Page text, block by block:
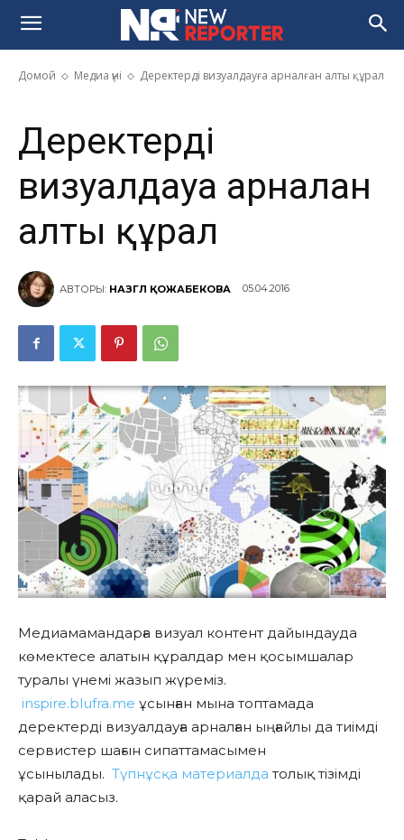
Домой Медиа үні Деректерді визуалдауға арналған алты құрал
Деректерді визуалдауға
арналған алты құрал
Деректерді
визуалдауға арналған
алты құрал
АВТОРЫ: НАЗГҮЛ ҚОЖАБЕКОВА 05.04.2016
Медиамамандарға визуал контент дайындауда
көмектесе алатын құралдар мен қосымшалар
туралы үнемі жазып жүреміз.
inspire.blufra.me ұсынған мына топтамада
деректерді визуалдауға арналған ыңғайлы да тиімді
сервистер шағын сипаттамасымен
ұсынылады. Түпнұсқа материалда толық тізімді
қарай аласыз.